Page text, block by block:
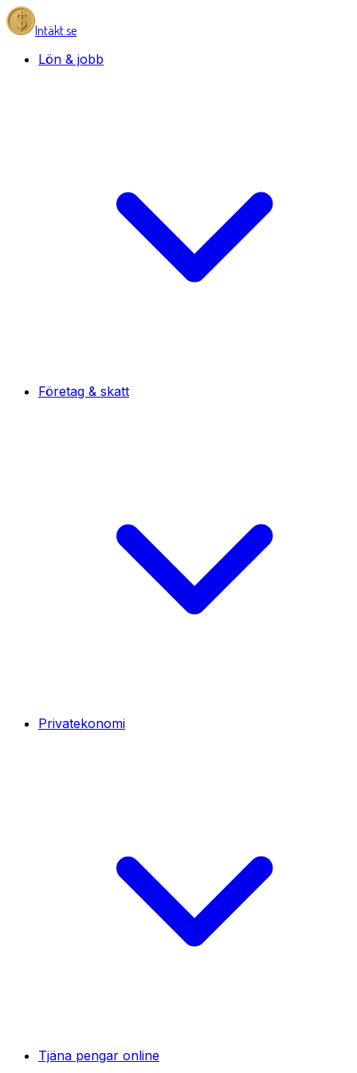
Intäkt.se
Lön & jobb
Företag & skatt
Privatekonomi
Tjäna pengar online